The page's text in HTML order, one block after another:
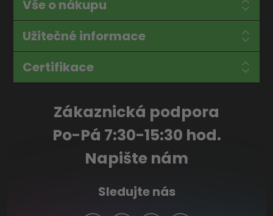
Vše o nákupu
Užitečné informace
Certifikace
Zákaznická podpora
Po-Pá 7:30-15:30 hod.
Napište nám
Sledujte nás